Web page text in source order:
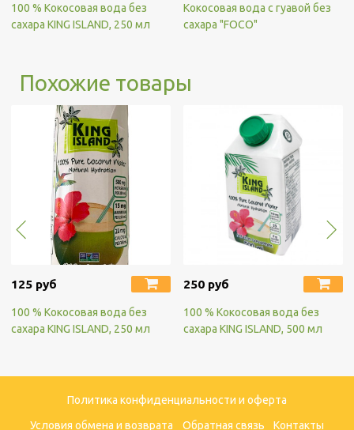
100 % Кокосовая вода без
сахара KING ISLAND, 250 мл
Кокосовая вода с гуавой без
сахара "FOCO"
Похожие товары
125 руб
100 % Кокосовая вода без
сахара KING ISLAND, 250 мл
250 руб
100 % Кокосовая вода без
сахара KING ISLAND, 500 мл
Политика конфиденциальности и оферта
Условия обмена и возврата Обратная связь Контакты